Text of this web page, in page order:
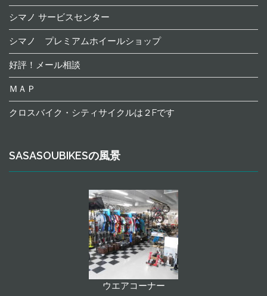
シマノ サービスセンター
シマノ プレミアムホイールショップ
好評！メール相談
ＭＡＰ
クロスバイク・シティサイクルは２Fです
SASASOUBIKESの風景
ウエアコーナー